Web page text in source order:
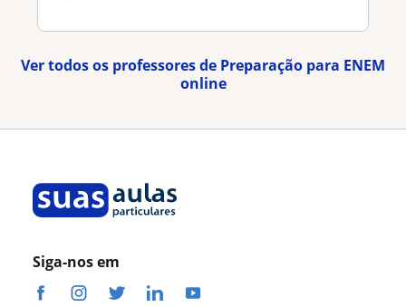
Ver todos os professores de Preparação para ENEM
online
Siga-nos em